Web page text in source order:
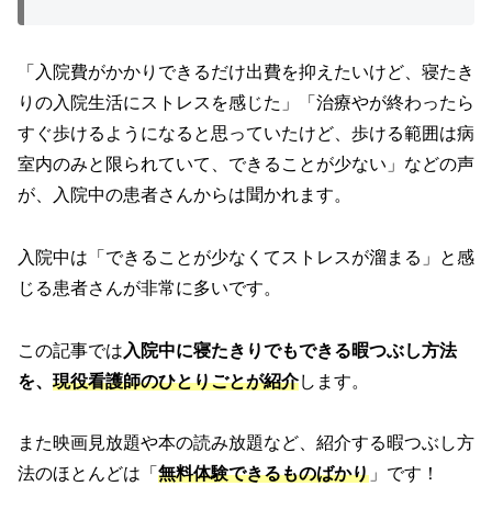
「入院費がかかりできるだけ出費を抑えたいけど、寝たき
りの入院生活にストレスを感じた」「治療やが終わったら
すぐ歩けるようになると思っていたけど、歩ける範囲は病
室内のみと限られていて、できることが少ない」などの声
が、入院中の患者さんからは聞かれます。
入院中は「できることが少なくてストレスが溜まる」と感
じる患者さんが非常に多いです。
この記事では 入院中に寝たきりでもできる暇つぶし方法
を、 現役看護師のひとりごとが紹介します。
また映画見放題や本の読み放題など、紹介する暇つぶし方
法のほとんどは「 無料体験できるものばかり 」です！